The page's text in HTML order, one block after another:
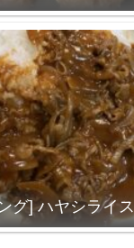
グ] ハヤシライス